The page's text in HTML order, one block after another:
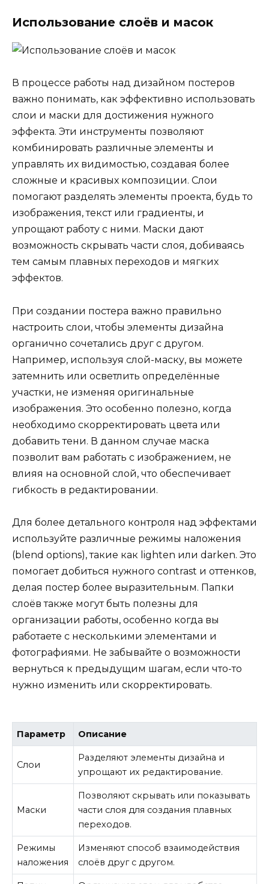
Использование слоёв и масок
В процессе работы над дизайном постеров
важно понимать, как эффективно использовать
слои и маски для достижения нужного
эффекта. Эти инструменты позволяют
комбинировать различные элементы и
управлять их видимостью, создавая более
сложные и красивых композиции. Слои
помогают разделять элементы проекта, будь то
изображения, текст или градиенты, и
упрощают работу с ними. Маски дают
возможность скрывать части слоя, добиваясь
тем самым плавных переходов и мягких
эффектов.
При создании постера важно правильно
настроить слои, чтобы элементы дизайна
органично сочетались друг с другом.
Например, используя слой-маску, вы можете
затемнить или осветлить определённые
участки, не изменяя оригинальные
изображения. Это особенно полезно, когда
необходимо скорректировать цвета или
добавить тени. В данном случае маска
позволит вам работать с изображением, не
влияя на основной слой, что обеспечивает
гибкость в редактировании.
Для более детального контроля над эффектами
используйте различные режимы наложения
(blend options), такие как lighten или darken. Это
помогает добиться нужного contrast и оттенков,
делая постер более выразительным. Папки
слоёв также могут быть полезны для
организации работы, особенно когда вы
работаете с несколькими элементами и
фотографиями. Не забывайте о возможности
вернуться к предыдущим шагам, если что-то
нужно изменить или скорректировать.
Параметр Описание
Слои
Разделяют элементы дизайна и
упрощают их редактирование.
Маски
Позволяют скрывать или показывать
части слоя для создания плавных
переходов.
Режимы
наложения
Изменяют способ взаимодействия
слоёв друг с другом.